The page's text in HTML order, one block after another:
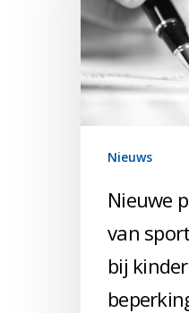
van
sportdeelname
op
school
beperking
Nieuws
Nieuwe
van
bij